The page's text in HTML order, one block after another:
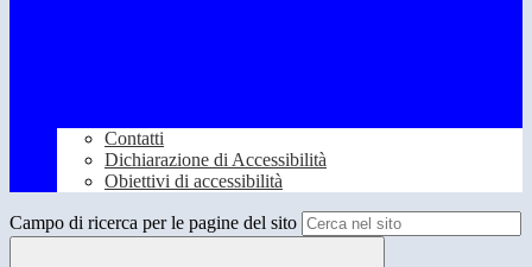
Contatti
Dichiarazione di Accessibilità
Obiettivi di accessibilità
Campo di ricerca per le pagine del sito